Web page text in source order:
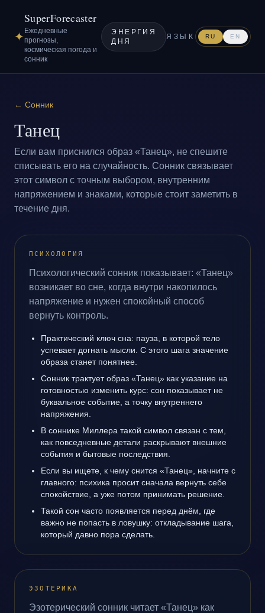
✦
SuperForecaster
Ежедневные
прогнозы,
космическая погода и
сонник
ЭНЕРГИЯ
ДНЯ
ЯЗЫК RU EN
← Сонник
Танец
Если вам приснился образ «Танец», не спешите
списывать его на случайность. Сонник связывает
этот символ с точным выбором, внутренним
напряжением и знаками, которые стоит заметить в
течение дня.
ПСИХОЛОГИЯ
Психологический сонник показывает: «Танец»
возникает во сне, когда внутри накопилось
напряжение и нужен спокойный способ
вернуть контроль.
Практический ключ сна: пауза, в которой тело
успевает догнать мысли. С этого шага значение
образа станет понятнее.
Сонник трактует образ «Танец» как указание на
готовностью изменить курс: сон показывает не
буквальное событие, а точку внутреннего
напряжения.
В соннике Миллера такой символ связан с тем,
как повседневные детали раскрывают внешние
события и бытовые последствия.
Если вы ищете, к чему снится «Танец», начните с
главного: психика просит сначала вернуть себе
спокойствие, а уже потом принимать решение.
Такой сон часто появляется перед днём, где
важно не попасть в ловушку: откладывание шага,
который давно пора сделать.
ЭЗОТЕРИКА
Эзотерический сонник читает «Танец» как